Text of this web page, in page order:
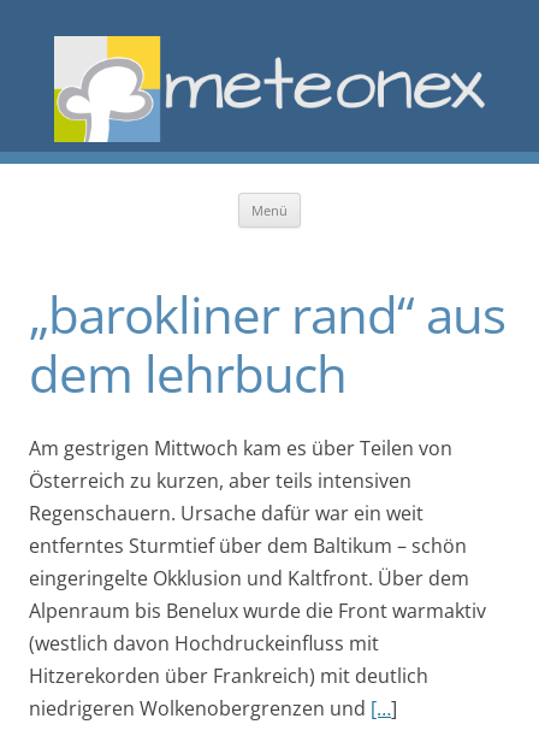
Menü
„barokliner rand“ aus
dem lehrbuch
Am gestrigen Mittwoch kam es über Teilen von
Österreich zu kurzen, aber teils intensiven
Regenschauern. Ursache dafür war ein weit
entferntes Sturmtief über dem Baltikum – schön
eingeringelte Okklusion und Kaltfront. Über dem
Alpenraum bis Benelux wurde die Front warmaktiv
(westlich davon Hochdruckeinfluss mit
Hitzerekorden über Frankreich) mit deutlich
niedrigeren Wolkenobergrenzen und […]